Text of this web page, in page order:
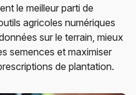
le meilleur parti de
agricoles numériques
sur le terrain, mieux
semences et maximiser
de plantation.